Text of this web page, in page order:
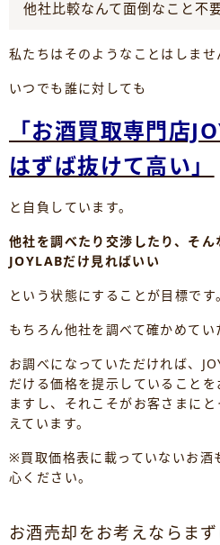
他社比較なんて面倒なこと不
私たちはそのようなことはしませ
いつでも誰に対しても
「お酒買取専門店
はずば抜けて高い」
と自負しています。
他社を調べたり交渉したり、そ
JOYLABだけ見ればいい
という状態にすることが目標です。
もちろん他社を調べて確かめてい
お調べになっていただければ、
だける価格を提示していること
ますし、それこそがお客さまに
えています。
※買取価格表に載っていないお酒
心ください。
お酒売却をお考えならま